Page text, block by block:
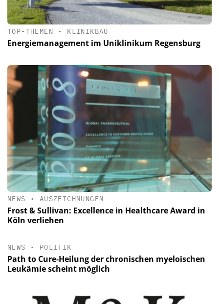
TOP-THEMEN • KLINIKBAU
Energiemanagement im Uniklinikum Regensburg
NEWS • AUSZEICHNUNGEN
Frost & Sullivan: Excellence in Healthcare Award in
Köln verliehen
NEWS • POLITIK
Path to Cure-Heilung der chronischen myeloischen
Leukämie scheint möglich